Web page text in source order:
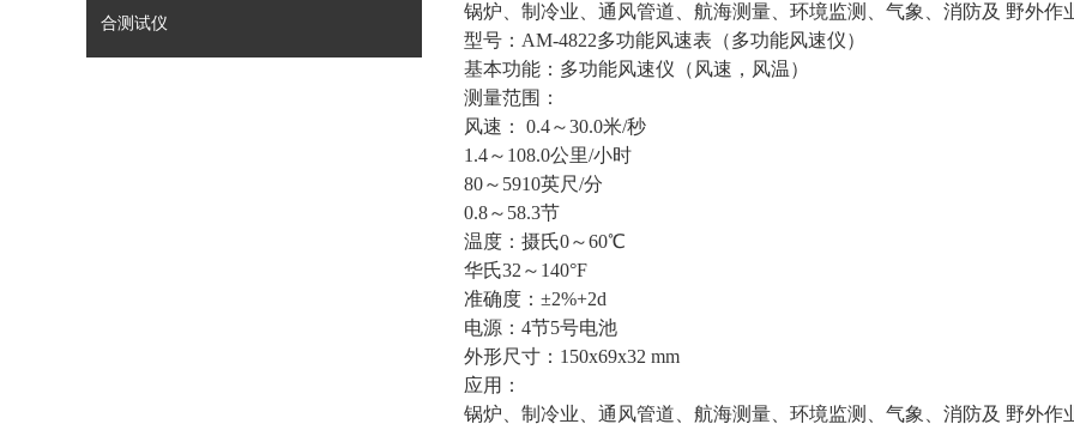
合测试仪
锅炉、制冷业、通风管道、航海测量、环境监测、气象、消防及 野外作
型号： AM-4822多功能风速表（多功能风速仪）
基本功能：多功能风速仪（风速，风温）
测量范围：
风速： 0.4～30.0米/秒
1.4～108.0公里/小时
80～5910英尺/分
0.8～58.3节
温度：摄氏0～60℃
华氏32～140°F
准确度：±2%+2d
电源：4节5号电池
外形尺寸：150x69x32 mm
应用：
锅炉、制冷业、通风管道、航海测量、环境监测、气象、消防及 野外作